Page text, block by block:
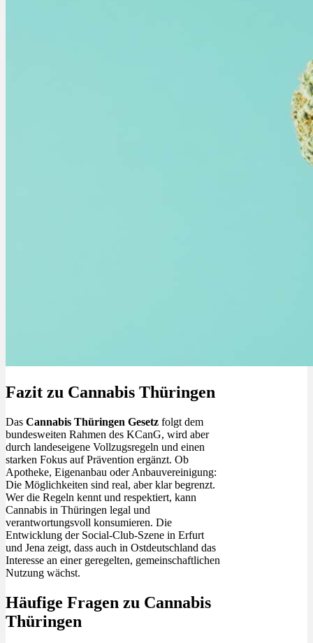
Fazit zu Cannabis Thüringen
Das Cannabis Thüringen Gesetz folgt dem
bundesweiten Rahmen des KCanG, wird aber
durch landeseigene Vollzugsregeln und einen
starken Fokus auf Prävention ergänzt. Ob
Apotheke, Eigenanbau oder Anbauvereinigung:
Die Möglichkeiten sind real, aber klar begrenzt.
Wer die Regeln kennt und respektiert, kann
Cannabis in Thüringen legal und
verantwortungsvoll konsumieren. Die
Entwicklung der Social-Club-Szene in Erfurt
und Jena zeigt, dass auch in Ostdeutschland das
Interesse an einer geregelten, gemeinschaftlichen
Nutzung wächst.
Häufige Fragen zu Cannabis
Thüringen